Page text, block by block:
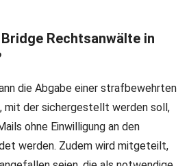
Rechtsanwälte in
die Abgabe einer strafbewehrten
mit der sichergestellt werden soll,
ohne Einwilligung an den
werden. Zudem wird mitgeteilt,